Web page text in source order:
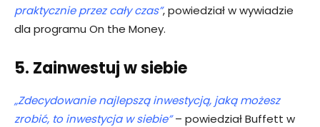
praktycznie przez cały czas”, powiedział w wywiadzie
dla programu On the Money.
5. Zainwestuj w siebie
„Zdecydowanie najlepszą inwestycją, jaką możesz
zrobić, to inwestycja w siebie” – powiedział Buffett w